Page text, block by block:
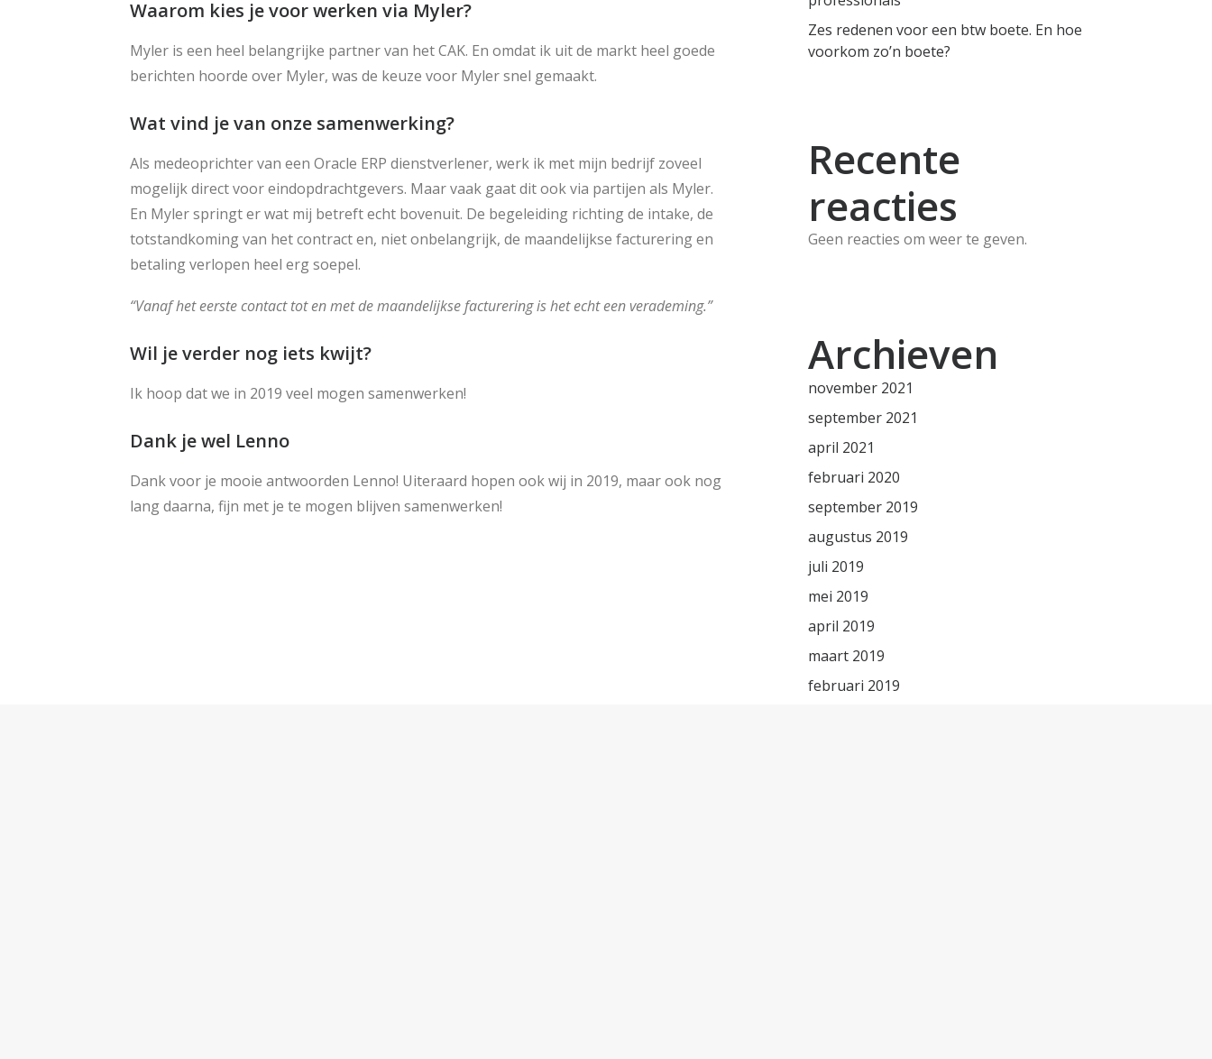
Waarom kies je voor werken via Myler?
Myler is een heel belangrijke partner van het CAK. En omdat ik uit de markt heel goede
berichten hoorde over Myler, was de keuze voor Myler snel gemaakt.
Wat vind je van onze samenwerking?
Als medeoprichter van een Oracle ERP dienstverlener, werk ik met mijn bedrijf zoveel
mogelijk direct voor eindopdrachtgevers. Maar vaak gaat dit ook via partijen als Myler.
En Myler springt er wat mij betreft echt bovenuit. De begeleiding richting de intake, de
totstandkoming van het contract en, niet onbelangrijk, de maandelijkse facturering en
betaling verlopen heel erg soepel.
“Vanaf het eerste contact tot en met de maandelijkse facturering is het echt een verademing.”
Wil je verder nog iets kwijt?
Ik hoop dat we in 2019 veel mogen samenwerken!
Dank je wel Lenno
Dank voor je mooie antwoorden Lenno! Uiteraard hopen ook wij in 2019, maar ook nog
lang daarna, fijn met je te mogen blijven samenwerken!
Zes redenen voor een btw boete. En hoe
voorkom zo’n boete?
Recente
reacties
Geen reacties om weer te geven.
Archieven
november 2021
september 2021
april 2021
februari 2020
september 2019
augustus 2019
juli 2019
mei 2019
april 2019
maart 2019
februari 2019